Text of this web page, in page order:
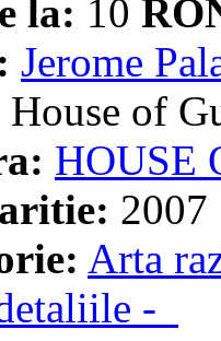
la: 10
Jerome
House of
HOUSE
2007
Arta
-